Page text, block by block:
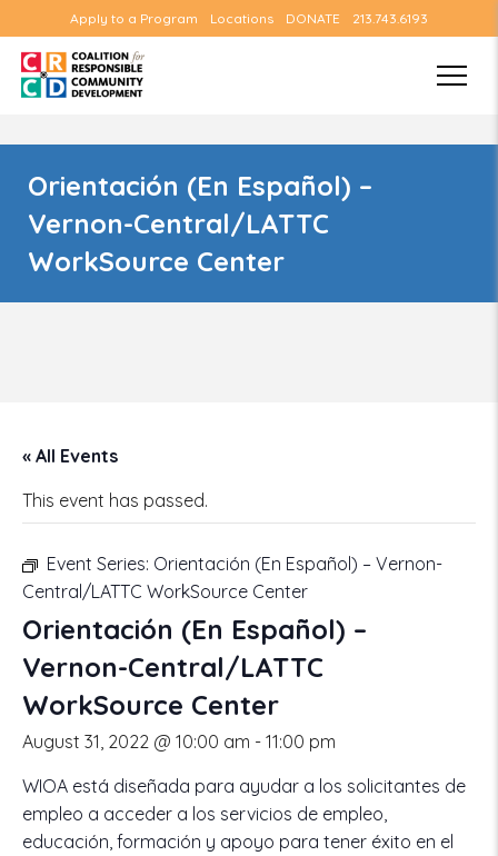
Apply to a Program Locations DONATE 213.743.6193
Orientación (En Español) –
Vernon-Central/LATTC
WorkSource Center
« All Events
This event has passed.
Event Series: Orientación (En Español) – Vernon-
Central/LATTC WorkSource Center
Orientación (En Español) –
Vernon-Central/LATTC
WorkSource Center
August 31, 2022 @ 10:00 am - 11:00 pm
WIOA está diseñada para ayudar a los solicitantes de
empleo a acceder a los servicios de empleo,
educación, formación y apoyo para tener éxito en el